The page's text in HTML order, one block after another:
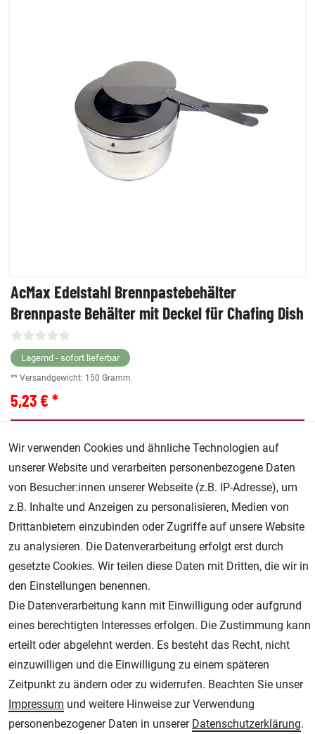
AcMax Edelstahl Brennpastebehälter
Brennpaste Behälter mit Deckel für Chafing Dish
Lagernd - sofort lieferbar
** Versandgewicht: 150 Gramm.
5,23 € *
Wir verwenden Cookies und ähnliche Technologien auf
unserer Website und verarbeiten personenbezogene Daten
von Besucher:innen unserer Webseite (z.B. IP-Adresse), um
z.B. Inhalte und Anzeigen zu personalisieren, Medien von
Drittanbietern einzubinden oder Zugriffe auf unsere Website
zu analysieren. Die Datenverarbeitung erfolgt erst durch
gesetzte Cookies. Wir teilen diese Daten mit Dritten, die wir in
den Einstellungen benennen.
Die Datenverarbeitung kann mit Einwilligung oder aufgrund
eines berechtigten Interesses erfolgen. Die Zustimmung kann
erteilt oder abgelehnt werden. Es besteht das Recht, nicht
einzuwilligen und die Einwilligung zu einem späteren
Zeitpunkt zu ändern oder zu widerrufen. Beachten Sie unser
Impressum und weitere Hinweise zur Verwendung
personenbezogener Daten in unserer Daten­schutz­erklärung.